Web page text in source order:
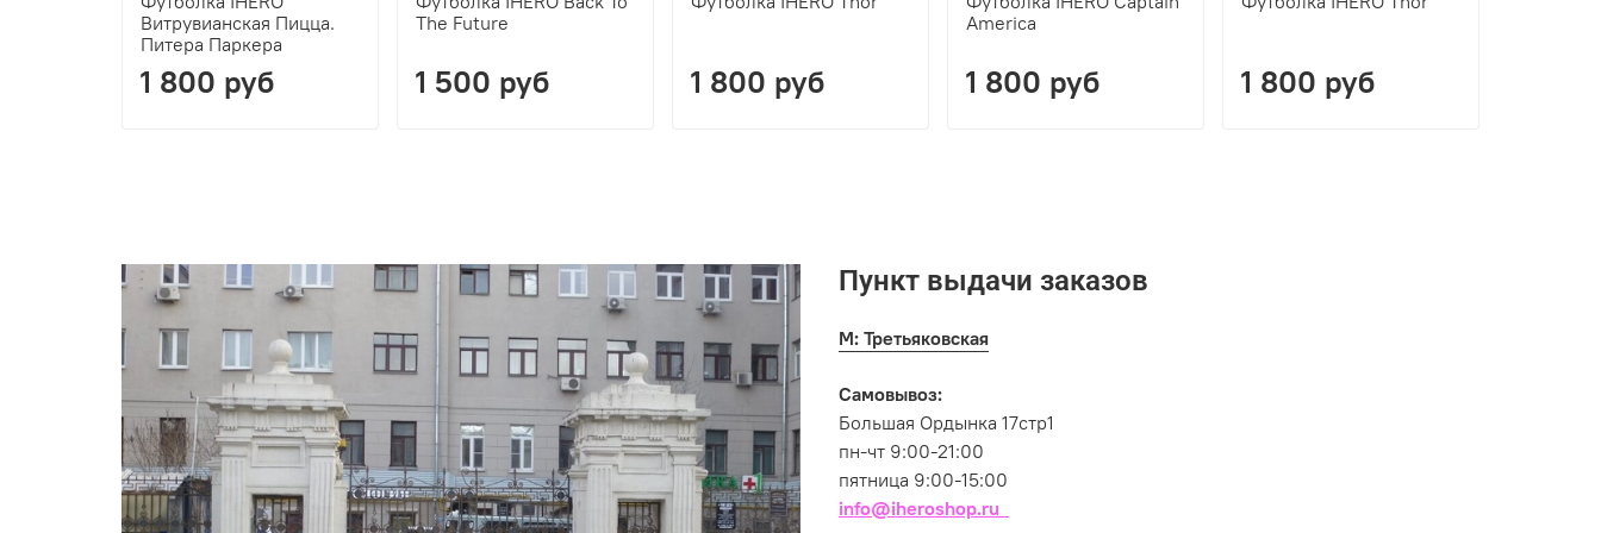
Витрувианская Пицца.
Питера Паркера
1 800 руб
The Future
1 500 руб 1 800 руб
America
1 800 руб 1 800 руб
Пункт выдачи заказов
М: Третьяковская
Самовывоз:
Большая Ордынка 17стр1
пн-чт 9:00-21:00
пятница 9:00-15:00
info@iheroshop.ru